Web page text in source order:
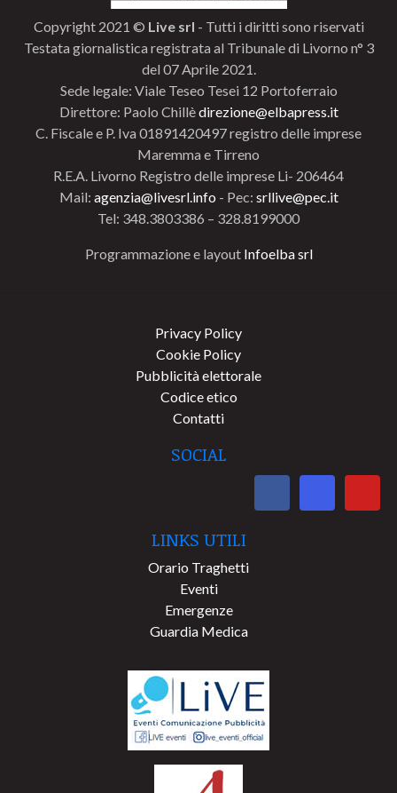
Copyright 2021 © Live srl - Tutti i diritti sono riservati
Testata giornalistica registrata al Tribunale di Livorno n° 3
del 07 Aprile 2021.
Sede legale: Viale Teseo Tesei 12 Portoferraio
Direttore: Paolo Chillèdirezione@elbapress.it
C. Fiscale e P. Iva 01891420497 registro delle imprese
Maremma e Tirreno
R.E.A. Livorno Registro delle imprese Li- 206464
Mail: agenzia@livesrl.info - Pec: srllive@pec.it
Tel: 348.3803386 – 328.8199000
Programmazione e layout Infoelba srl
Privacy Policy
Cookie Policy
Pubblicità elettorale
Codice etico
Contatti
SOCIAL
LINKS UTILI
Orario Traghetti
Eventi
Emergenze
Guardia Medica